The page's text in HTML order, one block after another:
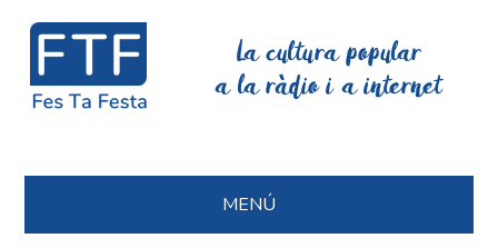
La cultura popular
a la ràdio i a internet
MENÚ